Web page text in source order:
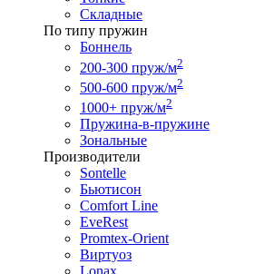
Складные
По типу пружин
Боннель
200-300 пруж/м2
500-600 пруж/м2
1000+ пруж/м2
Пружина-в-пружине
Зональные
Производители
Sontelle
Бьютисон
Comfort Line
EveRest
Promtex-Orient
Виртуоз